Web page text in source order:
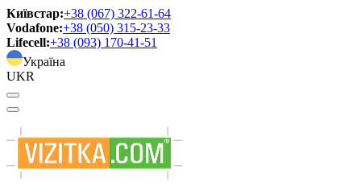
Київстар:+38 (067) 322-61-64
Vodafone:+38 (050) 315-23-33
Lifecell:+38 (093) 170-41-51
Україна
UKR